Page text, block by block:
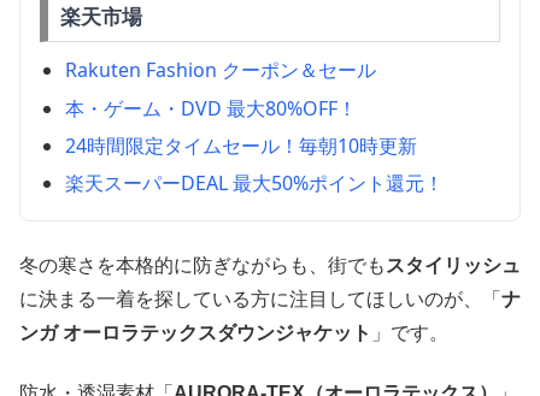
楽天市場
Rakuten Fashion クーポン＆セール
本・ゲーム・DVD 最大80%OFF！
24時間限定タイムセール！毎朝10時更新
楽天スーパーDEAL 最大50%ポイント還元！
冬の寒さを本格的に防ぎながらも、街でも スタイリッシュ
に決まる一着を探している方に注目してほしいのが、「 ナ
ンガ オーロラテックスダウンジャケット 」です。